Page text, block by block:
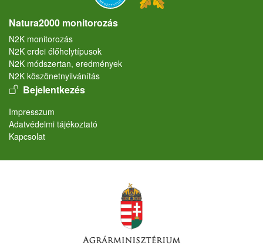
Natura2000 monitorozás
N2K monitorozás
N2K erdei élőhelytípusok
N2K módszertan, eredmények
N2K köszönetnyilvánítás
User account menu
Bejelentkezés
Lábléc
Impresszum
Adatvédelmi tájékoztató
Kapcsolat